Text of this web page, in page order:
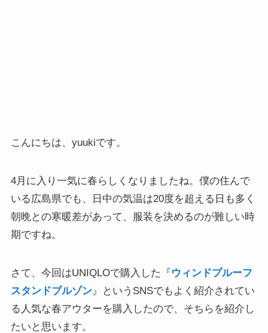
こんにちは、yuukiです。
4月に入り一気に春らしくなりましたね。僕の住んで
いる広島県でも、日中の気温は20度を超える日も多く
朝晩との寒暖差があって、服装を決めるのが難しい時
期ですね。
さて、今回はUNIQLOで購入した『 ウィンドプルーフ
スタンドブルゾン』というSNSでもよく紹介されてい
る人気な春アウターを購入したので、そちらを紹介し
たいと思います。